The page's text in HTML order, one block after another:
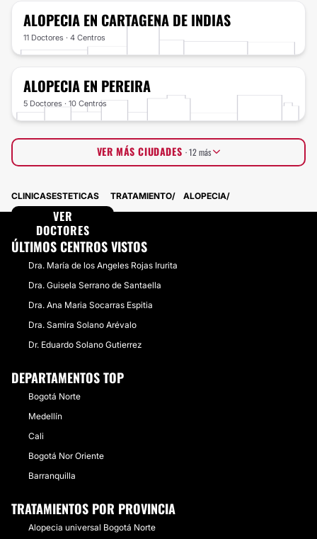
ALOPECIA EN CARTAGENA DE INDIAS
11 Doctores · 4 Centros
ALOPECIA EN PEREIRA
5 Doctores · 10 Centros
Bogotá Centro 11 Doctores · 2 Centros
Antioquia municipios 5 Doctores · 3 Centros
Cúcuta
Manizales
Armenia
Valledupar
Montería
Santander municipios
Ibagué
Santa Marta
VER MÁS CIUDADES · 12 más
VER
DOCTORES
CLINICASESTETICAS TRATAMIENTO ALOPECIA
ÚLTIMOS CENTROS VISTOS
Dra. María de los Angeles Rojas Irurita
Dra. Guisela Serrano de Santaella
Dra. Ana Maria Socarras Espitia
Dra. Samira Solano Arévalo
Dr. Eduardo Solano Gutierrez
DEPARTAMENTOS TOP
Bogotá Norte
Medellín
Cali
Bogotá Nor Oriente
Barranquilla
TRATAMIENTOS POR PROVINCIA
Alopecia universal Bogotá Norte